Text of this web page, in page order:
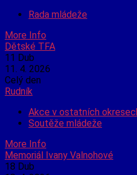
Rada mládeže
More Info
Dětské TFA
11 Dub
11. 4. 2026
Celý den
Rudník
Akce v ostatních
Soutěže mládeže
More Info
Memoriál Ivany Valnohové
18 Dub